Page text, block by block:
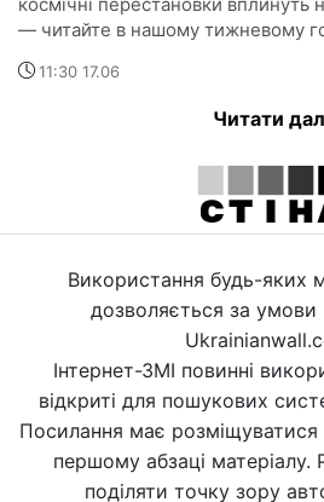
— читайте в нашому тижневому
11:30 17.06
Читати
Використання будь-яких
дозволяється за умови
Інтернет-ЗМІ повинні
відкриті для пошукових
Посилання має розміщуватися
першому абзаці матеріалу.
поділяти точку зору